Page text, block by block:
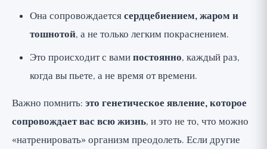
Она сопровождаетсясердцебиением, жаром и
тошнотой, а не только легким покраснением.
Это происходит с вамипостоянно, каждый раз,
когда вы пьете, а не время от времени.
Важно помнить: это генетическое явление, которое
сопровождает вас всю жизнь, и это не то, что можно
«натренировать» организм преодолеть. Если другие